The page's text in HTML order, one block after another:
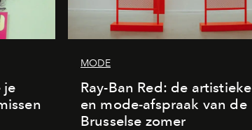
je
MODE
Ray-Ban Red: de artistieke
en mode-afspraak van de
Brusselse zomer